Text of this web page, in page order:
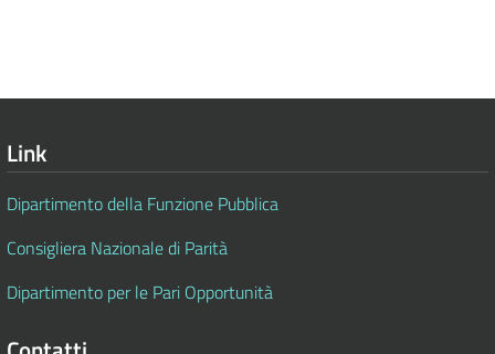
Link
Dipartimento della Funzione Pubblica
Consigliera Nazionale di Parità
Dipartimento per le Pari Opportunità